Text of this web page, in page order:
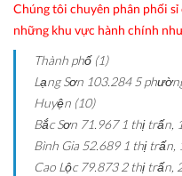
Chúng tôi chuyên phân phối
những khu vực hành chính
Thành phố (1)
Lạng Sơn 103.284 5
Huyện (10)
Bắc Sơn 71.967 1 thị trấn,
Bình Gia 52.689 1 thị trấn,
Cao Lộc 79.873 2 thị trấn,